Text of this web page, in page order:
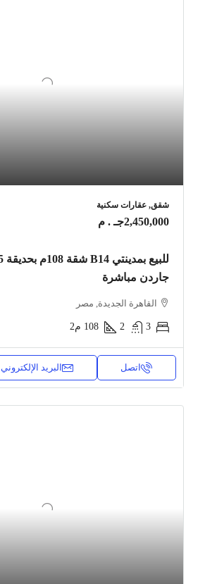
شقق, عقارات سكنية
2,450,000جـ . م
جاردن مباشرة
القاهرة الجديدة, مصر
3
2
108 م2
اتصل البريد الإلكتروني